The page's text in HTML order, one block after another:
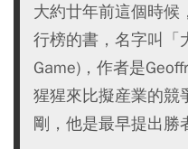
大約廿年前這個時候
行榜的書，名字叫「
Game)，作者是
猩猩來比擬産業的競
剛，他是最早提出勝